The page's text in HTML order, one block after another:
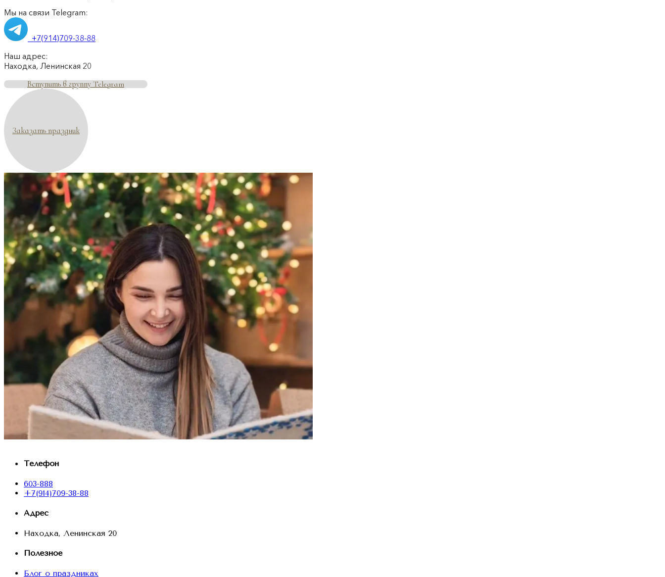
Мы на связи Telegram:
+7(914)709-38-88
Наш адрес:
Находка, Ленинская 20
Вступить в группу Telegram
Заказать праздник
Телефон
603-888
+7(914)709-38-88
Адрес
Находка, Ленинская 20
Полезное
Блог о праздниках